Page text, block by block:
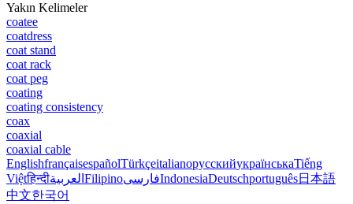
Yakın Kelimeler
coatee
coatdress
coat stand
coat rack
coat peg
coating
coating consistency
coax
coaxial
coaxial cable
EnglishfrançaisespañolTürkçeitalianoрусскийукраїнськаTiếng
Việtहिन्दीالعربية FilipinoفارسیIndonesiaDeutschportuguês日本語
中文한국어